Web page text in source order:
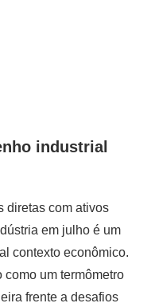
industrial
diretas com ativos
em julho é um
contexto econômico.
como um termômetro
frente a desafios